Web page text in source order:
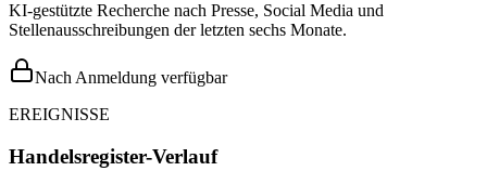
KI-gestützte Recherche nach Presse, Social Media und
Stellenausschreibungen der letzten sechs Monate.
Nach Anmeldung verfügbar
EREIGNISSE
Handelsregister-Verlauf